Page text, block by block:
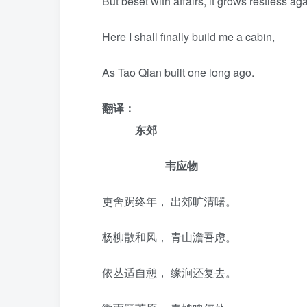
Here I shall finally build me a cabin,
As Tao Qian built one long ago.
翻译：
东郊
韦应物
吏舍跼终年， 出郊旷清曙。
杨柳散和风， 青山澹吾虑。
依丛适自憩， 缘涧还复去。